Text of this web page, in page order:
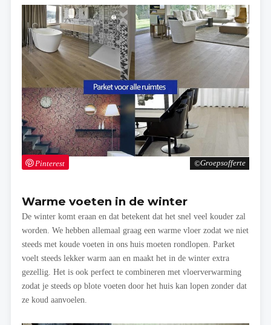
Groepsofferte
Pinterest
Warme voeten in de winter
De winter komt eraan en dat betekent dat het snel veel kouder zal
worden. We hebben allemaal graag een warme vloer zodat we niet
steeds met koude voeten in ons huis moeten rondlopen. Parket
voelt steeds lekker warm aan en maakt het in de winter extra
gezellig. Het is ook perfect te combineren met vloerverwarming
zodat je steeds op blote voeten door het huis kan lopen zonder dat
ze koud aanvoelen.